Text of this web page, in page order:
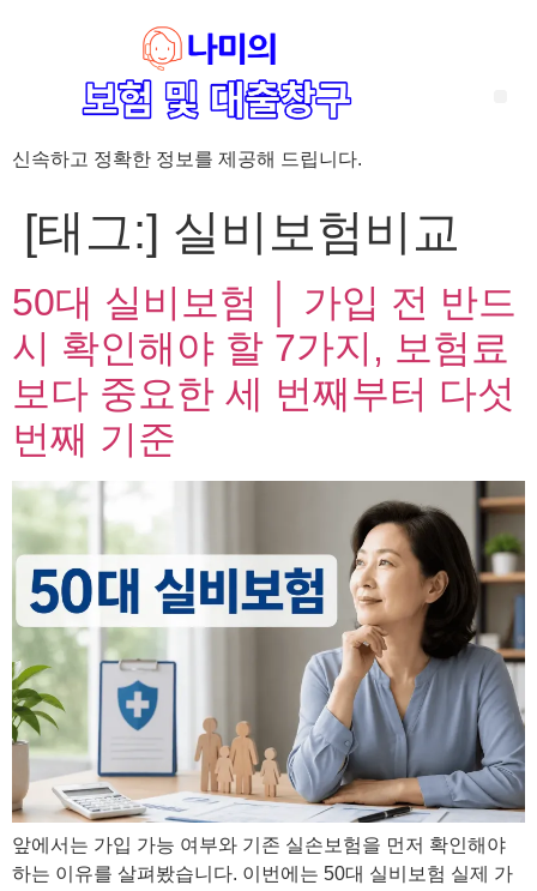
신속하고 정확한 정보를 제공해 드립니다.
[태그:] 실비보험비교
50대 실비보험 │ 가입 전 반드
시 확인해야 할 7가지, 보험료
보다 중요한 세 번째부터 다섯
번째 기준
앞에서는 가입 가능 여부와 기존 실손보험을 먼저 확인해야
하는 이유를 살펴봤습니다. 이번에는 50대 실비보험 실제 가